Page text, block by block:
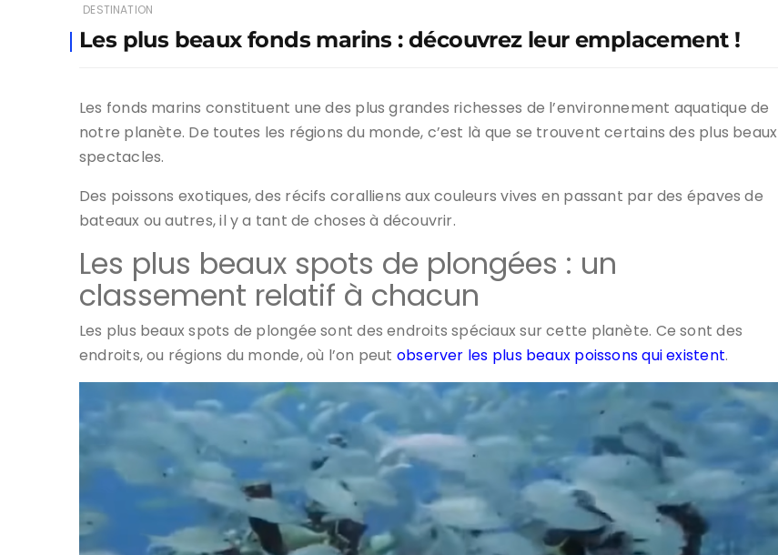
DESTINATION
Les plus beaux fonds marins : découvrez leur emplacement !
Les fonds marins constituent une des plus grandes richesses de l’environnement aquatique de
notre planète. De toutes les régions du monde, c’est là que se trouvent certains des plus beaux
spectacles.
Des poissons exotiques, des récifs coralliens aux couleurs vives en passant par des épaves de
bateaux ou autres, il y a tant de choses à découvrir.
Les plus beaux spots de plongées : un
classement relatif à chacun
Les plus beaux spots de plongée sont des endroits spéciaux sur cette planète. Ce sont des
endroits, ou régions du monde, où l’on peut observer les plus beaux poissons qui existent.